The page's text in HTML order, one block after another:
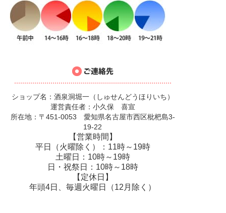
ショップ名：酒泉洞堀一（しゅせんどうほりいち）
運営責任者：小久保 喜宣
所在地：〒451-0053 愛知県名古屋市西区枇杷島3-
19-22
【営業時間】
平日（火曜除く）：11時～19時
土曜日：10時～19時
日・祝祭日：10時～18時
【定休日】
年頭4日、毎週火曜日（12月除く）